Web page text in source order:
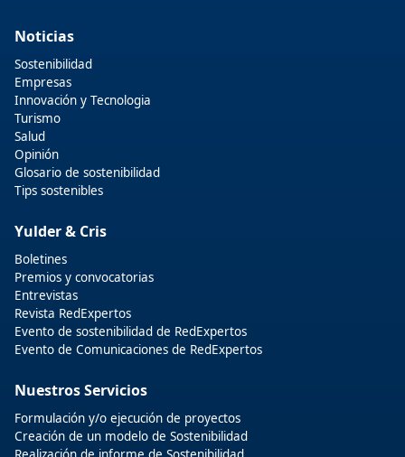
Noticias
Sostenibilidad
Empresas
Innovación y Tecnologia
Turismo
Salud
Opinión
Glosario de sostenibilidad
Tips sostenibles
Yulder & Cris
Boletines
Premios y convocatorias
Entrevistas
Revista RedExpertos
Evento de sostenibilidad de RedExpertos
Evento de Comunicaciones de RedExpertos
Nuestros Servicios
Formulación y/o ejecución de proyectos
Creación de un modelo de Sostenibilidad